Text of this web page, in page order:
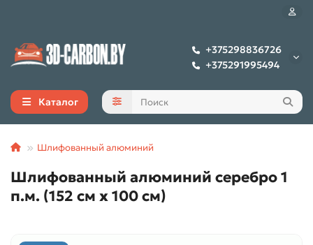
+375298836726
+375291995494
Каталог
Шлифованный алюминий
Шлифованный алюминий серебро 1
п.м. (152 см х 100 см)